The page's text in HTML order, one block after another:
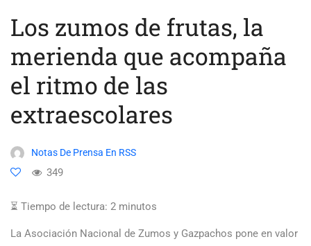
Los zumos de frutas, la
merienda que acompaña
el ritmo de las
extraescolares
Notas De Prensa En RSS
349
⏳ Tiempo de lectura: 2 minutos
La Asociación Nacional de Zumos y Gazpachos pone en valor